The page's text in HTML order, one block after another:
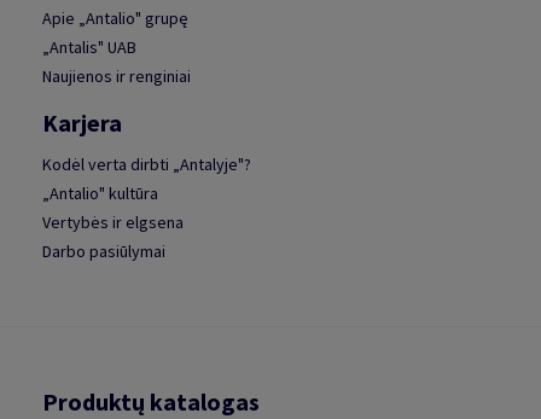
Apie „Antalio" grupę
„Antalis" UAB
Naujienos ir renginiai
Karjera
Kodėl verta dirbti „Antalyje"?
„Antalio" kultūra
Vertybės ir elgsena
Darbo pasiūlymai
Produktų katalogas